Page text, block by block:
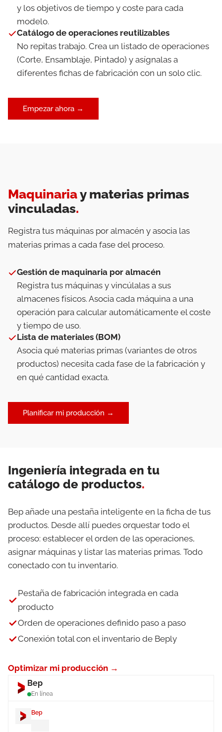
y los objetivos de tiempo y coste para cada
modelo.
Catálogo de operaciones reutilizables
No repitas trabajo. Crea un listado de operaciones
(Corte, Ensamblaje, Pintado) y asígnalas a
diferentes fichas de fabricación con un solo clic.
Empezar ahora →
Maquinariay materias primas
vinculadas.
Registra tus máquinas por almacén y asocia las
materias primas a cada fase del proceso.
Gestión de maquinaria por almacén
Registra tus máquinas y vincúlalas a sus
almacenes físicos. Asocia cada máquina a una
operación para calcular automáticamente el coste
y tiempo de uso.
Lista de materiales (BOM)
Asocia qué materias primas (variantes de otros
productos) necesita cada fase de la fabricación y
en qué cantidad exacta.
Planificar mi producción →
Ingeniería integrada en tu
catálogo de productos.
Bep añade una pestaña inteligente en la ficha de tus
productos. Desde allí puedes orquestar todo el
proceso: establecer el orden de las operaciones,
asignar máquinas y listar las materias primas. Todo
conectado con tu inventario.
Pestaña de fabricación integrada en cada
producto
Orden de operaciones definido paso a paso
Conexión total con el inventario de Beply
Optimizar mi producción →
Bep
En línea
Bep